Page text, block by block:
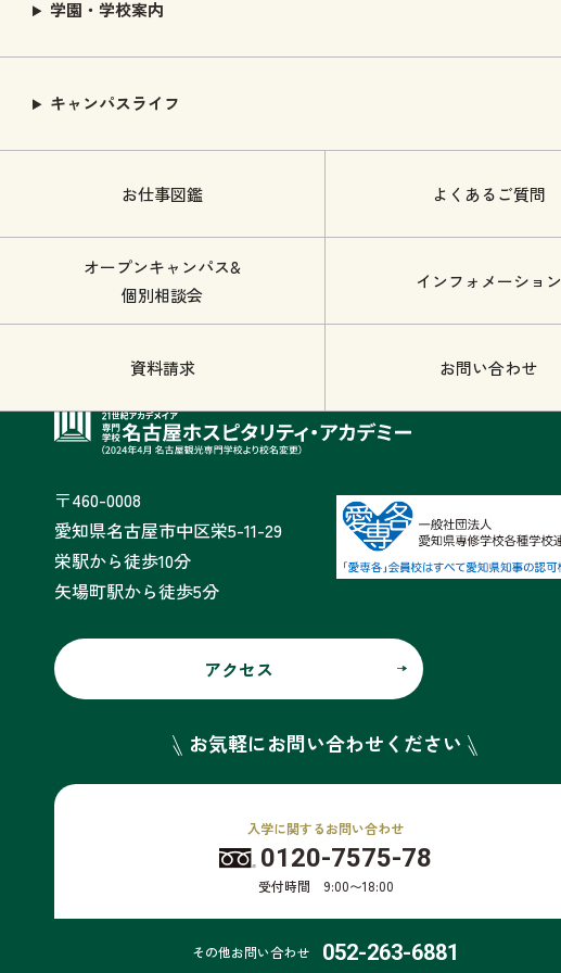
学園・学校案内
キャンパスライフ
お仕事図鑑 よくあるご質問
オープンキャンパス&
個別相談会
インフォメーション
資料請求 お問い合わせ
〒460-0008
愛知県名古屋市中区栄5-11-29
栄駅から徒歩10分
矢場町駅から徒歩5分
アクセス
お気軽にお問い合わせください
入学に関するお問い合わせ
0120-7575-78
受付時間 9:00〜18:00
その他お問い合わせ 052-263-6881